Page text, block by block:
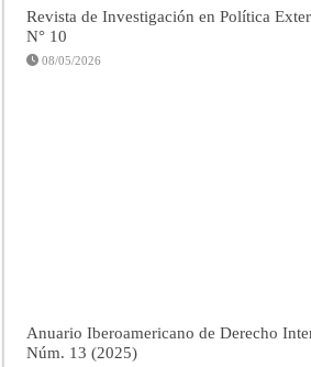
Revista de Investigación en Política
N° 10
08/05/2026
Anuario Iberoamericano de Derecho
Núm. 13 (2025)